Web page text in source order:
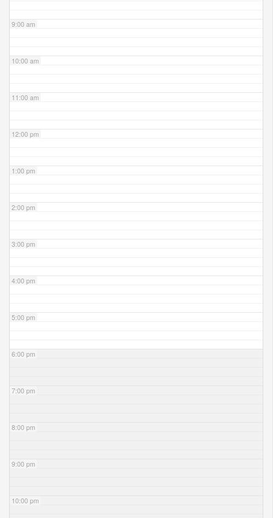
9:00 am
10:00 am
11:00 am
12:00 pm
1:00 pm
2:00 pm
3:00 pm
4:00 pm
5:00 pm
6:00 pm
7:00 pm
8:00 pm
9:00 pm
10:00 pm